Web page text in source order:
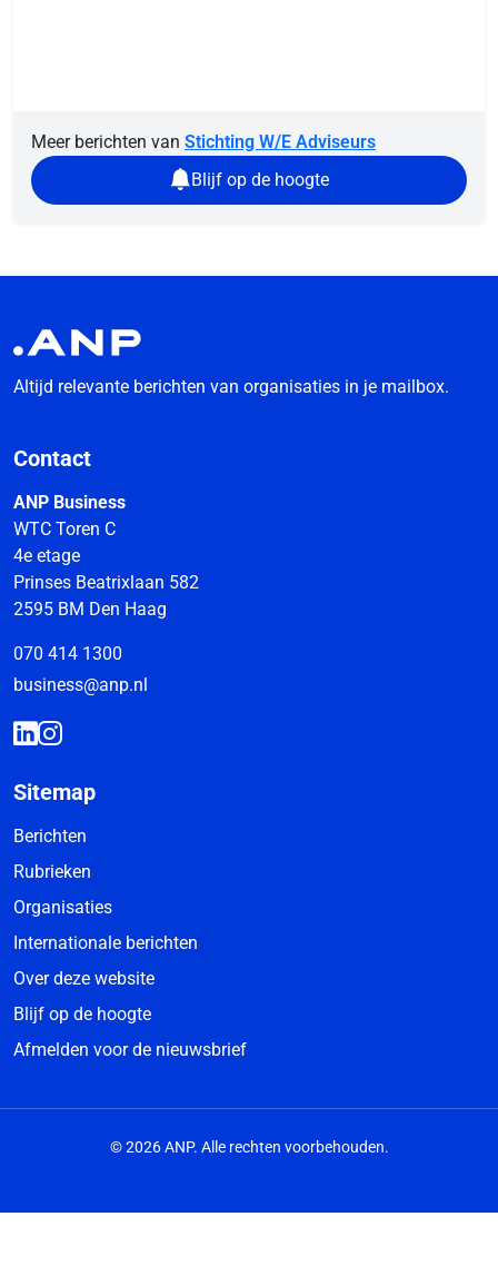
Meer berichten van Stichting W/E Adviseurs
Blijf op de hoogte
Altijd relevante berichten van organisaties in je mailbox.
Contact
ANP Business
WTC Toren C
4e etage
Prinses Beatrixlaan 582
2595 BM Den Haag
070 414 1300
business@anp.nl
Sitemap
Berichten
Rubrieken
Organisaties
Internationale berichten
Over deze website
Blijf op de hoogte
Afmelden voor de nieuwsbrief
© 2026 ANP. Alle rechten voorbehouden.